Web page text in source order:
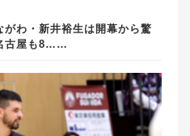
わ・新井裕生は開幕から驚
古屋も8……